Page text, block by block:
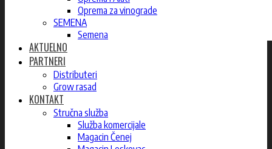
Oprema za vinograde
SEMENA
Semena
AKTUELNO
PARTNERI
Distributeri
Grow rasad
KONTAKT
Stručna služba
Služba komercijale
Magacin Čenej